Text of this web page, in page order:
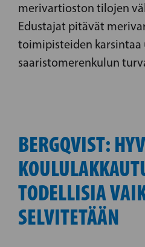
merivartioston tilojen
Edustajat pitävät
toimipisteiden karsintaa
saaristomerenkulun
BERGQVIST:
TODELLISIA
SELVITETÄÄN